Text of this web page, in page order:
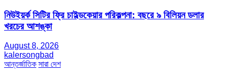
নিউইয়র্ক সিটির ফ্রি চাইল্ডকেয়ার পরিকল্পনা: বছরে ৯ বিলিয়ন ডলার
খরচের আশঙ্কা
August 8, 2026
kalersongbad
আন্তর্জাতিক সারা দেশ